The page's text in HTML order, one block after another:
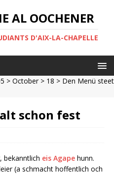
AL OOCHENER
D'AIX-LA-CHAPELLE
> October> 18 > Den Menü steet
schon fest
bekanntlich eis Agape hunn.
(a schmacht hoffentlich och